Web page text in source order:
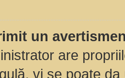
un
are
vi se poate